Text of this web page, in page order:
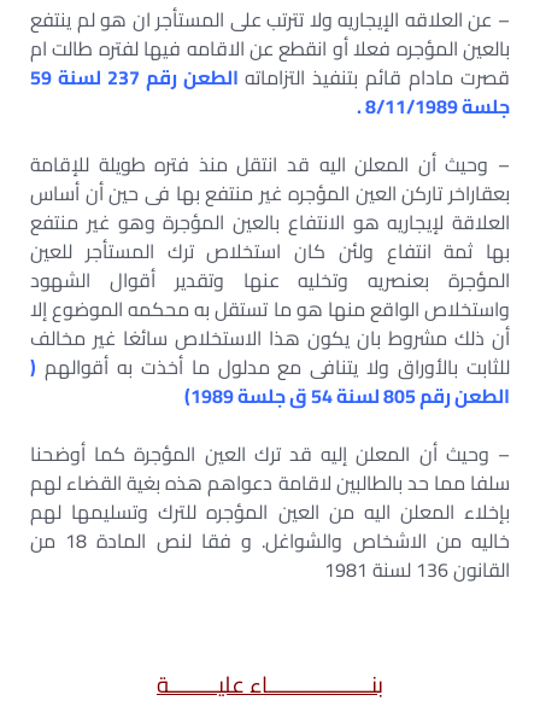
– عن العلاقه الإيجاريه ولا تترتب على المستأجر ان هو لم ينتفع
بالعين المؤجره فعلا أو انقطع عن الاقامه فيها لفتره طالت ام
قصرت مادام قائم بتنفيذ التزاماته
الطعن رقم 237 لسنة 59
جلسة 8/11/1989 .
– وحيث أن المعلن اليه قد انتقل منذ فتره طويلة للإقامة
بعقاراخر تاركن العين المؤجره غير منتفع بها فى حين أن أساس
العلاقة لإيجاريه هو الانتفاع بالعين المؤجرة وهو غير منتفع
بها ثمة انتفاع ولئن كان استخلاص ترك المستأجر للعين
المؤجرة بعنصريه وتخليه عنها وتقدير أقوال الشهود
واستخلاص الواقع منها هو ما تستقل به محكمه الموضوع إلا
أن ذلك مشروط بان يكون هذا الاستخلاص سائغا غير مخالف
للثابت بالأوراق ولا يتنافى مع مدلول ما أخذت به أقوالهم (
الطعن رقم 805 لسنة 54 ق جلسة 1989)
– وحيث أن المعلن إليه قد ترك العين المؤجرة كما أوضحنا
سلفا مما حد بالطالبين لاقامة دعواهم هذه بغية القضاء لهم
بإخلاء المعلن اليه من العين المؤجره للترك وتسليمها لهم
خاليه من الاشخاص والشواغل. و فقا لنص المادة 18 من
القانون 136 لسنة 1981
بنـــــــــــــــــاء عليــــــــة